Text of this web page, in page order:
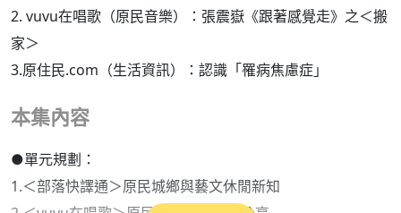
2. vuvu在唱歌（原民音樂）：張震嶽《跟著感覺走》之＜搬
家＞
3.原住民.com（生活資訊）：認識「罹病焦慮症」
本集內容
●單元規劃：
1.＜部落快譯通＞原民城鄉與藝文休閒新知